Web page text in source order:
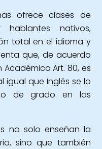
ofrece clases de
hablantes nativos,
total en el idioma y
que, de acuerdo
Art. 80, es
igual que Inglés se lo
de grado en las
no solo enseñan la
sino que también